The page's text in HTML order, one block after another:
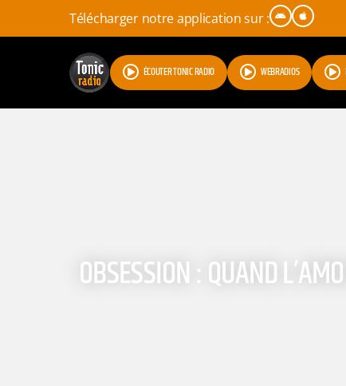
Télécharger notre application sur :
ÉCOUTER TONIC RADIO WEBRADIOS
OBSESSION : QUAND